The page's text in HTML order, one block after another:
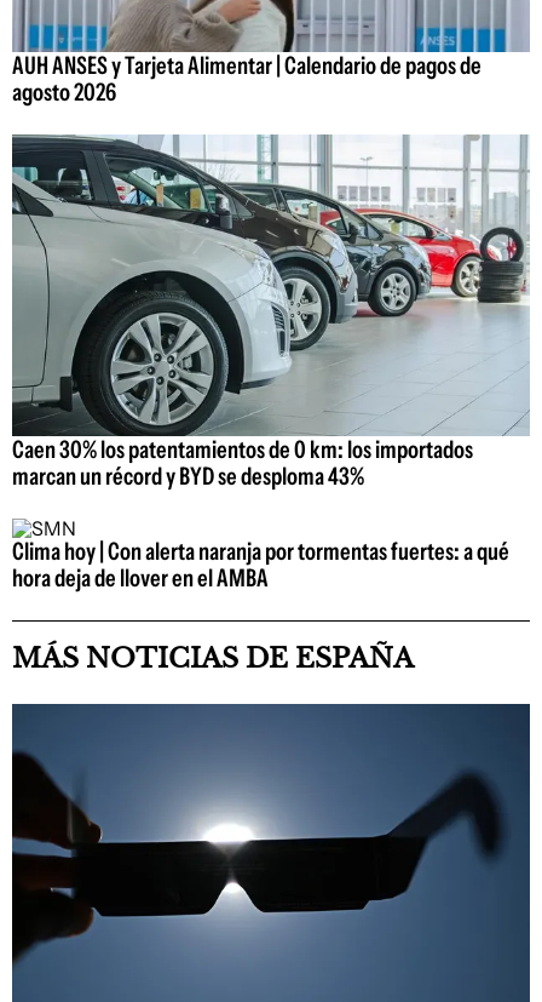
AUH ANSES y Tarjeta Alimentar | Calendario de pagos de
agosto 2026
Caen 30% los patentamientos de 0 km: los importados
marcan un récord y BYD se desploma 43%
Clima hoy | Con alerta naranja por tormentas fuertes: a qué
hora deja de llover en el AMBA
MÁS NOTICIAS DE ESPAÑA